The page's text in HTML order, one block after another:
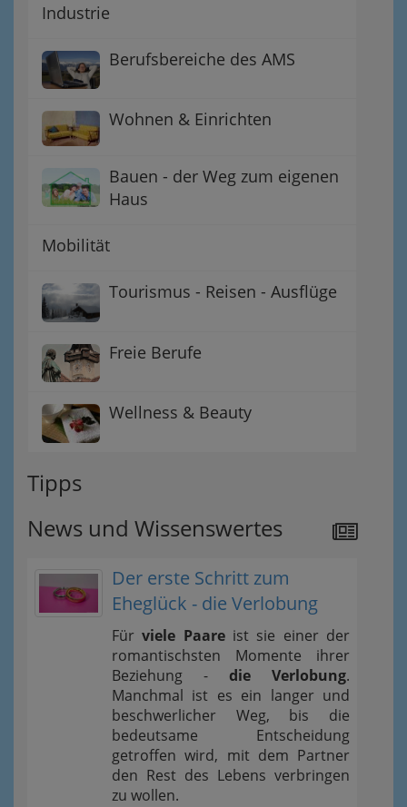
Industrie
Berufsbereiche des AMS
Wohnen & Einrichten
Bauen - der Weg zum eigenen
Haus
Mobilität
Tourismus - Reisen - Ausflüge
Freie Berufe
Wellness & Beauty
Tipps
News und Wissenswertes
Der erste Schritt zum
Eheglück - die Verlobung
Fürviele Paareist sie einer der
romantischsten Momente ihrer
Beziehung - die Verlobung.
Manchmal ist es ein langer und
beschwerlicher Weg, bis die
bedeutsame Entscheidung
getroffen wird, mit dem Partner
den Rest des Lebens verbringen
zu wollen.